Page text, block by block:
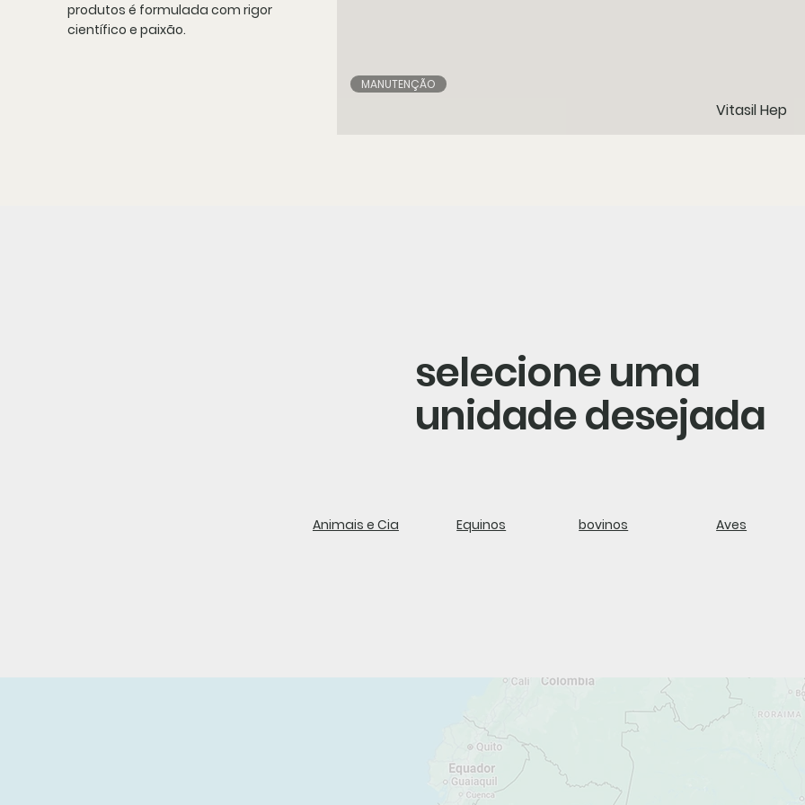
selecione uma
unidade desejada
Animais e Cia Equinos bovinos Aves
produtos é formulada com rigor
científico e paixão.
MANUTENÇÃO
Vitasil Hep